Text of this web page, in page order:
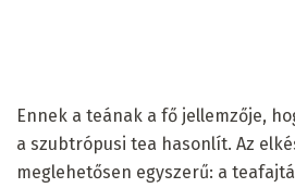
Ennek a teának a fő jellemzője,
a szubtrópusi tea hasonlít. Az
meglehetősen egyszerű: a